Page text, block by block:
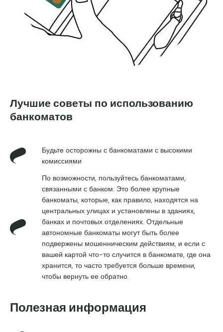
Лучшие советы по использованию
банкоматов
Будьте осторожны с банкоматами с высокими
комиссиями
По возможности, пользуйтесь банкоматами,
связанными с банком. Это более крупные
банкоматы, которые, как правило, находятся на
центральных улицах и установлены в зданиях,
банках и почтовых отделениях. Отдельные
автономные банкоматы могут быть более
подвержены мошенническим действиям, и если с
вашей картой что-то случится в банкомате, где она
хранится, то часто требуется больше времени,
чтобы вернуть ее обратно.
Полезная информация